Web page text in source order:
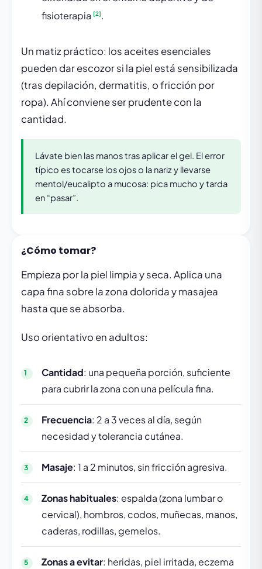
fisioterapia [2].
Un matiz práctico: los aceites esenciales
pueden dar escozor si la piel está sensibilizada
(tras depilación, dermatitis, o fricción por
ropa). Ahí conviene ser prudente con la
cantidad.
Lávate bien las manos tras aplicar el gel. El error
típico es tocarse los ojos o la nariz y llevarse
mentol/eucalipto a mucosa: pica mucho y tarda
en “pasar”.
¿Cómo tomar?
Empieza por la piel limpia y seca. Aplica una
capa fina sobre la zona dolorida y masajea
hasta que se absorba.
Uso orientativo en adultos:
Cantidad: una pequeña porción, suficiente
para cubrir la zona con una película fina.
Frecuencia: 2 a 3 veces al día, según
necesidad y tolerancia cutánea.
Masaje: 1 a 2 minutos, sin fricción agresiva.
Zonas habituales: espalda (zona lumbar o
cervical), hombros, codos, muñecas, manos,
caderas, rodillas, gemelos.
Zonas a evitar: heridas, piel irritada, eczema